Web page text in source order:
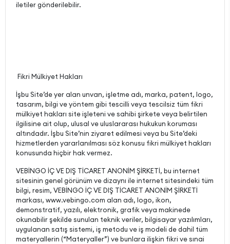
iletiler gönderilebilir.
Fikri Mülkiyet Hakları
İşbu Site’de yer alan unvan, işletme adı, marka, patent, logo,
tasarım, bilgi ve yöntem gibi tescilli veya tescilsiz tüm fikri
mülkiyet hakları site işleteni ve sahibi şirkete veya belirtilen
ilgilisine ait olup, ulusal ve uluslararası hukukun koruması
altındadır. İşbu Site’nin ziyaret edilmesi veya bu Site’deki
hizmetlerden yararlanılması söz konusu fikri mülkiyet hakları
konusunda hiçbir hak vermez.
VEBİNGO İÇ VE DIŞ TİCARET ANONİM ŞİRKETİ, bu internet
sitesinin genel görünüm ve dizaynı ile internet sitesindeki tüm
bilgi, resim, VEBİNGO İÇ VE DIŞ TİCARET ANONİM ŞİRKETİ
markası, www.vebingo.com alan adı, logo, ikon,
demonstratif, yazılı, elektronik, grafik veya makinede
okunabilir şekilde sunulan teknik veriler, bilgisayar yazılımları,
uygulanan satış sistemi, iş metodu ve iş modeli de dahil tüm
materyallerin (“Materyaller”) ve bunlara ilişkin fikri ve sınai